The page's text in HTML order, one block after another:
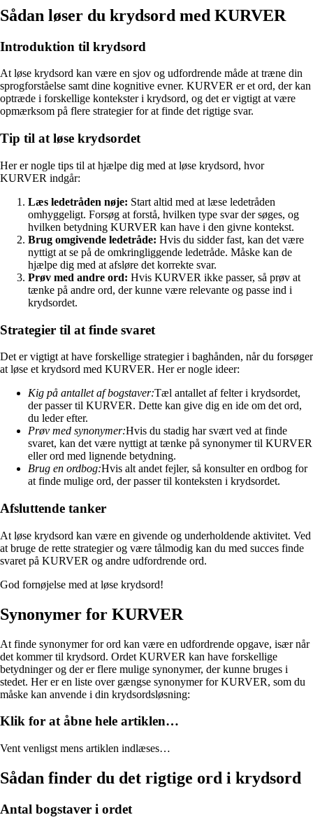
Sådan løser du krydsord med KURVER
Introduktion til krydsord
At løse krydsord kan være en sjov og udfordrende måde at træne din
sprogforståelse samt dine kognitive evner. KURVER er et ord, der kan
optræde i forskellige kontekster i krydsord, og det er vigtigt at være
opmærksom på flere strategier for at finde det rigtige svar.
Tip til at løse krydsordet
Her er nogle tips til at hjælpe dig med at løse krydsord, hvor
KURVER indgår:
Læs ledetråden nøje: Start altid med at læse ledetråden
omhyggeligt. Forsøg at forstå, hvilken type svar der søges, og
hvilken betydning KURVER kan have i den givne kontekst.
Brug omgivende ledetråde: Hvis du sidder fast, kan det være
nyttigt at se på de omkringliggende ledetråde. Måske kan de
hjælpe dig med at afsløre det korrekte svar.
Prøv med andre ord: Hvis KURVER ikke passer, så prøv at
tænke på andre ord, der kunne være relevante og passe ind i
krydsordet.
Strategier til at finde svaret
Det er vigtigt at have forskellige strategier i baghånden, når du forsøger
at løse et krydsord med KURVER. Her er nogle ideer:
Kig på antallet af bogstaver:Tæl antallet af felter i krydsordet,
der passer til KURVER. Dette kan give dig en ide om det ord,
du leder efter.
Prøv med synonymer:Hvis du stadig har svært ved at finde
svaret, kan det være nyttigt at tænke på synonymer til KURVER
eller ord med lignende betydning.
Brug en ordbog:Hvis alt andet fejler, så konsulter en ordbog for
at finde mulige ord, der passer til konteksten i krydsordet.
Afsluttende tanker
At løse krydsord kan være en givende og underholdende aktivitet. Ved
at bruge de rette strategier og være tålmodig kan du med succes finde
svaret på KURVER og andre udfordrende ord.
God fornøjelse med at løse krydsord!
Synonymer for KURVER
At finde synonymer for ord kan være en udfordrende opgave, især når
det kommer til krydsord. Ordet KURVER kan have forskellige
betydninger og der er flere mulige synonymer, der kunne bruges i
stedet. Her er en liste over gængse synonymer for KURVER, som du
måske kan anvende i din krydsordsløsning:
Klik for at åbne hele artiklen…
Vent venligst mens artiklen indlæses…
Sådan finder du det rigtige ord i krydsord
Antal bogstaver i ordet